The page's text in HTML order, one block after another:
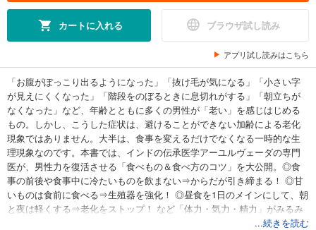
カートに入れる ブラウザ試し読み
アプリ試し読みはこちら
「お腹がぽっこり出るようになった」「抜け毛が気になる」「小さい字
が見えにくくなった」「階段をのぼるときに息切れがする」「朝立ちが
なくなった」など、年齢とともに多くの男性が「老い」を感じはじめる
もの。しかし、こうした症状は、避けることができない加齢による老化
現象ではありません。大半は、食事を変えるだけでなくなる一時的な生
理現象なのです。本書では、インドの伝承医学アーユルヴェーダの専門
医が、男性力を復活させる「食べもの＆食べ方のコツ」を大公開。◎食
事の前後や食事中に冷たいものを飲まない⇒からだが引き締まる！ ◎甘
いものは食前に食べる⇒生殖器を強化！ ◎昼食を1日のメインにして、朝
と夜は軽くする⇒老化をストップ！ など「体力・気力・精力」がみるみ
...続きを読む